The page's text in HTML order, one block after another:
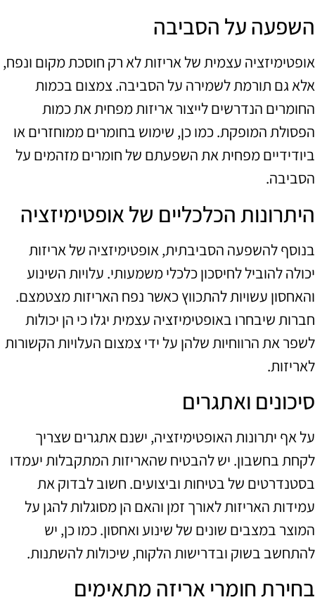
השפעה על הסביבה
אופטימיזציה עצמית של אריזות לא רק חוסכת מקום ונפח,
אלא גם תורמת לשמירה על הסביבה. צמצום בכמות
החומרים הנדרשים לייצור אריזות מפחית את כמות
הפסולת המופקת. כמו כן, שימוש בחומרים ממוחזרים או
ביודידיים מפחית את השפעתם של חומרים מזהמים על
הסביבה.
היתרונות הכלכליים של אופטימיזציה
בנוסף להשפעה הסביבתית, אופטימיזציה של אריזות
יכולה להוביל לחיסכון כלכלי משמעותי. עלויות השינוע
והאחסון עשויות להתכווץ כאשר נפח האריזות מצטמצם.
חברות שיבחרו באופטימיזציה עצמית יגלו כי הן יכולות
לשפר את הרווחיות שלהן על ידי צמצום העלויות הקשורות
לאריזות.
סיכונים ואתגרים
על אף יתרונות האופטימיזציה, ישנם אתגרים שצריך
לקחת בחשבון. יש להבטיח שהאריזות המתקבלות יעמדו
בסטנדרטים של בטיחות וביצועים. חשוב לבדוק את
עמידות האריזות לאורך זמן והאם הן מסוגלות להגן על
המוצר במצבים שונים של שינוע ואחסון. כמו כן, יש
להתחשב בשוק ובדרישות הלקוח, שיכולות להשתנות.
בחירת חומרי אריזה מתאימים